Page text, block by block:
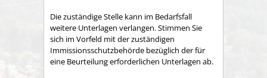
Die zuständige Stelle kann im Bedarfsfall
weitere Unterlagen verlangen. Stimmen Sie
sich im Vorfeld mit der zuständigen
Immissionsschutzbehörde bezüglich der für
eine Beurteilung erforderlichen Unterlagen ab.